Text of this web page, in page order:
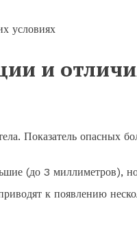
и
Показатель опасных
(до 3 миллиметров),
к появлению